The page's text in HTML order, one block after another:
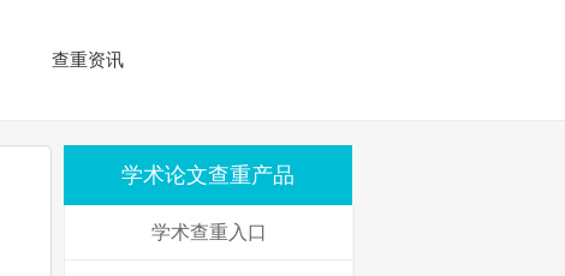
查重资讯
学术论文查重产品
学术查重入口